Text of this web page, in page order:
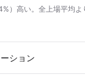
）高い。全上場平均
ション